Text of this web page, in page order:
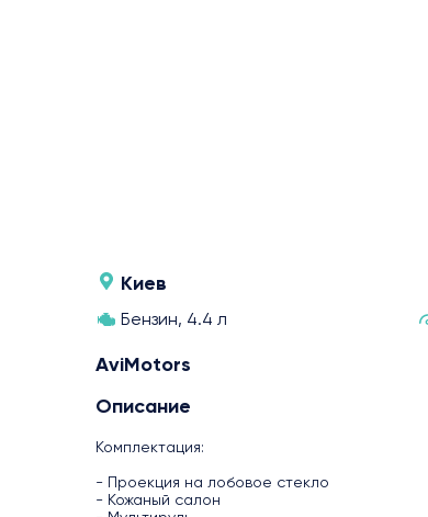
Киев
Бензин, 4.4 л
AviMotors
Описание
Комплектация:
- Проекция на лобовое стекло
- Кожаный салон